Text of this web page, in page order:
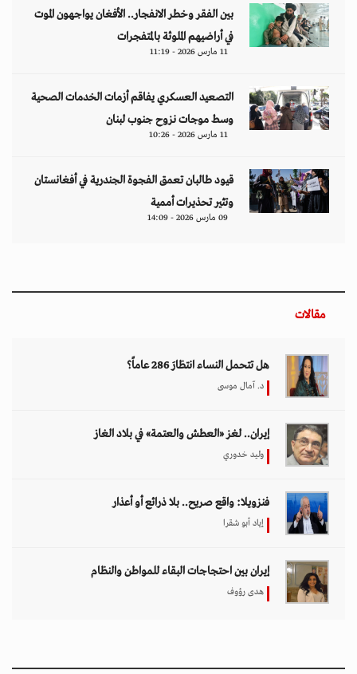
بين الفقر وخطر الانفجار.. الأفغان يواجهون الموت
في أراضيهم الملوثة بالمتفجرات
11 مارس 2026 - 11:19
التصعيد العسكري يفاقم أزمات الخدمات الصحية
وسط موجات نزوح جنوب لبنان
11 مارس 2026 - 10:26
قيود طالبان تعمق الفجوة الجندرية في أفغانستان
وتثير تحذيرات أممية
09 مارس 2026 - 14:09
مقالات
هل تتحمل النساء انتظارَ 286 عاماً؟
د. آمال موسى
إيران.. لغز «العطش والعتمة» في بلاد الغاز
وليد خدوري
فنزويلا: واقع صريح.. بلا ذرائع أو أعذار
إياد أبو شقرا
إيران بين احتجاجات البقاء للمواطن والنظام
هدى رؤوف